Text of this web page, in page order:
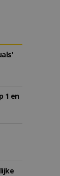
1 en